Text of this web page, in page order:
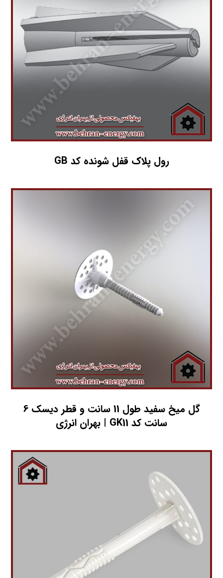
رول پلاک قفل شونده کد GB
گل میخ سفید طول 11 سانت و قطر دیسک 6
سانت کد GK11 | بهران انرژی